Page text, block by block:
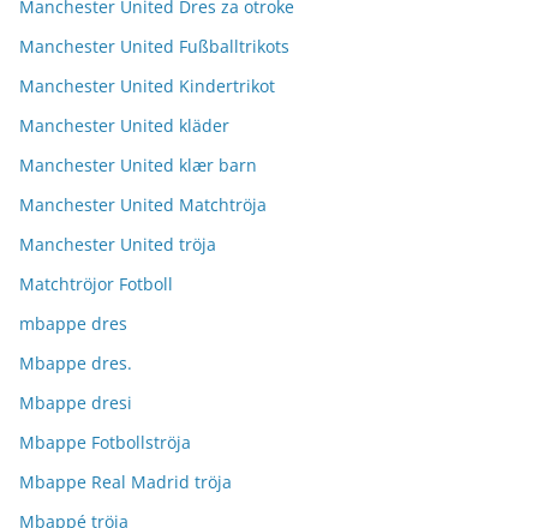
Manchester United Dres za otroke
Manchester United Fußballtrikots
Manchester United Kindertrikot
Manchester United kläder
Manchester United klær barn
Manchester United Matchtröja
Manchester United tröja
Matchtröjor Fotboll
mbappe dres
Mbappe dres.
Mbappe dresi
Mbappe Fotbollströja
Mbappe Real Madrid tröja
Mbappé tröja